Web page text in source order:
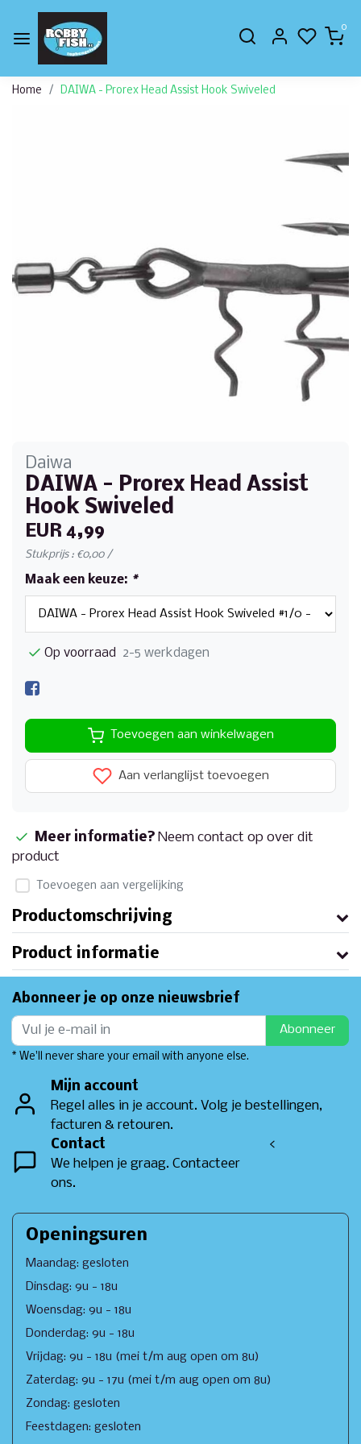
0
Home DAIWA - Prorex Head Assist Hook Swiveled
Daiwa
DAIWA - Prorex Head Assist
Hook Swiveled
EUR 4,99
Stukprijs : €0,00 /
Maak een keuze: *
Op voorraad 2-5 werkdagen
Toevoegen aan winkelwagen
Aan verlanglijst toevoegen
Meer informatie? Neem contact op over dit
product
Toevoegen aan vergelijking
Productomschrijving
Product informatie
Abonneer je op onze nieuwsbrief
Abonneer
* We'll never share your email with anyone else.
Mijn account
Regel alles in je account. Volg je bestellingen,
facturen & retouren.
Contact
We helpen je graag. Contacteer
ons.
<
Openingsuren
Maandag: gesloten
Dinsdag: 9u - 18u
Woensdag: 9u - 18u
Donderdag: 9u - 18u
Vrijdag: 9u - 18u (mei t/m aug open om 8u)
Zaterdag: 9u - 17u (mei t/m aug open om 8u)
Zondag: gesloten
Feestdagen: gesloten